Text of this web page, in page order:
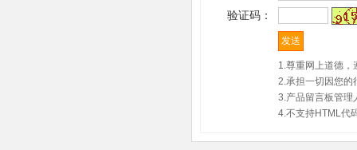
验证码：
1.尊重网上道德，
2.承担一切因您的
3.产品留言板管理
4.不支持HTML代